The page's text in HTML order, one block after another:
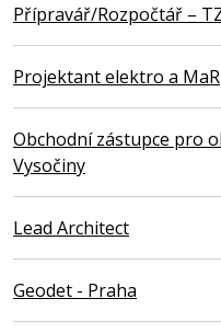
Přípravář/Rozpočtář –
Projektant elektro a MaR
Obchodní zástupce pro
Vysočiny
Lead Architect
Geodet - Praha